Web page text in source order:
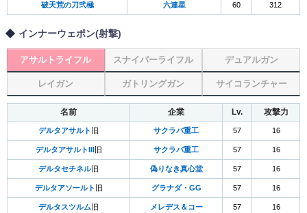
破天荒の刀弐極 六連星 60 312
インナーウェポン(射撃)
アサルトライフル スナイパーライフル デュアルガン
レイガン ガトリングガン サイコランチャー
名前 企業 Lv. 攻撃力
デルタアサルト 旧 サクラバ重工 57 16
デルタアサルトIII 旧 サクラバ重工 57 16
デルタセチネル旧 偽りなき真心堂 57 16
デルタアソールト 旧 グラナダ・GG 57 16
デルタスツルム 旧 メレデス＆コー 57 16